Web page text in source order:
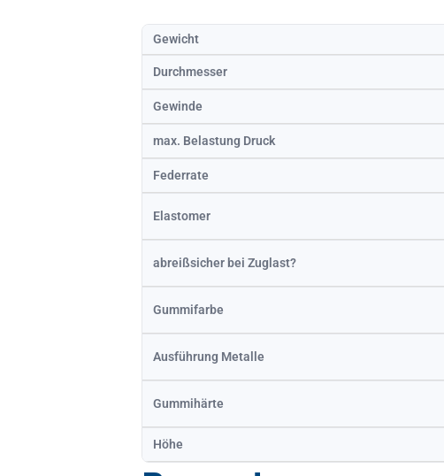
Gewicht
Durchmesser
Gewinde
max. Belastung Druck
Federrate
Elastomer
abreißsicher bei Zuglast?
Gummifarbe
Ausführung Metalle
Gummihärte
Höhe